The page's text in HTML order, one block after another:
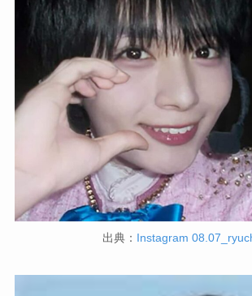
出典： Instagram